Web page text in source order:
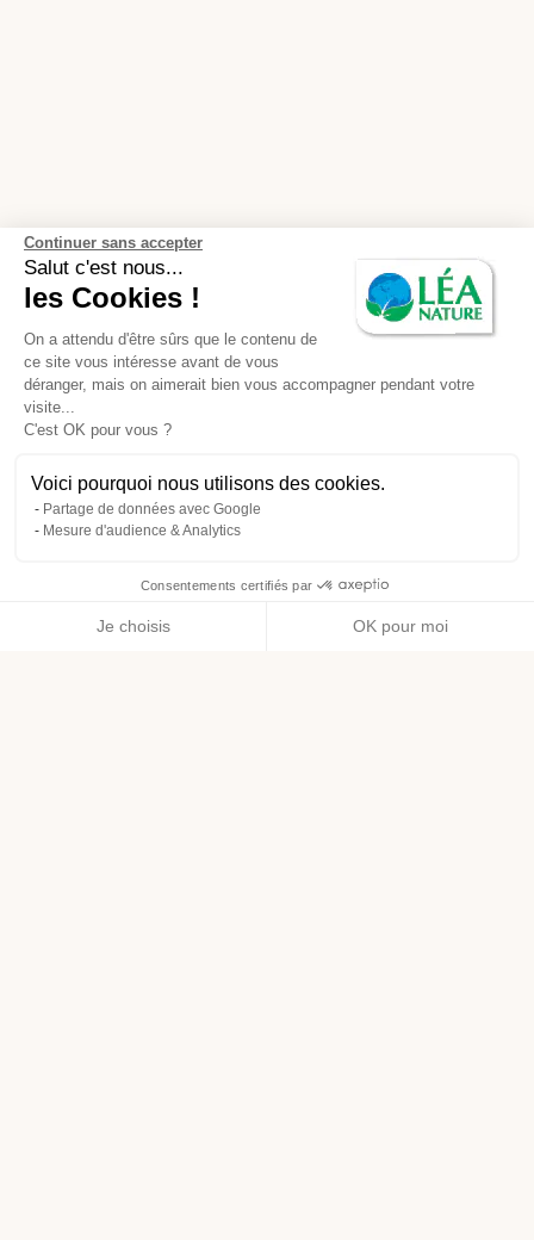
Continuer sans accepter
Salut c'est nous...
les Cookies !
On a attendu d'être sûrs que le contenu de
ce site vous intéresse avant de vous
déranger, mais on aimerait bien vous accompagner pendant votre
visite...
C'est OK pour vous ?
Voici pourquoi nous utilisons des cookies.
Partage de données avec Google
Mesure d'audience & Analytics
Consentements certifiés par
Je choisis OK pour moi